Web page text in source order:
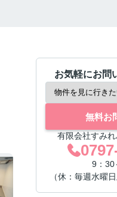
お気軽にお問
無料お
有限会社すみ
9：30
（休：毎週水曜